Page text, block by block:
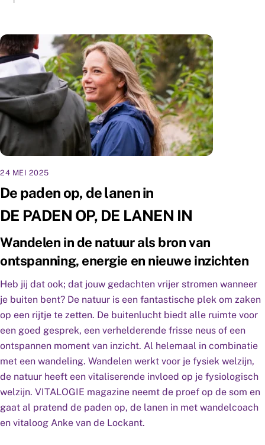
24 MEI 2025
De paden op, de lanen in
DE PADEN OP, DE LANEN IN
Wandelen in de natuur als bron van
ontspanning, energie en nieuwe inzichten
Heb jij dat ook; dat jouw gedachten vrijer stromen wanneer
je buiten bent? De natuur is een fantastische plek om zaken
op een rijtje te zetten. De buitenlucht biedt alle ruimte voor
een goed gesprek, een verhelderende frisse neus of een
ontspannen moment van inzicht. Al helemaal in combinatie
met een wandeling. Wandelen werkt voor je fysiek welzijn,
de natuur heeft een vitaliserende invloed op je fysiologisch
welzijn. VITALOGIE magazine neemt de proef op de som en
gaat al pratend de paden op, de lanen in met wandelcoach
en vitaloog Anke van de Lockant.